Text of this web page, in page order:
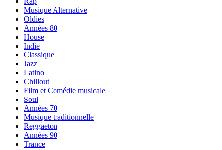
Musique Alternative
Oldies
Années 80
House
Indie
Classique
Jazz
Latino
Chillout
Film et Comédie musicale
Soul
Années 70
Musique traditionnelle
Reggaeton
Années 90
Trance